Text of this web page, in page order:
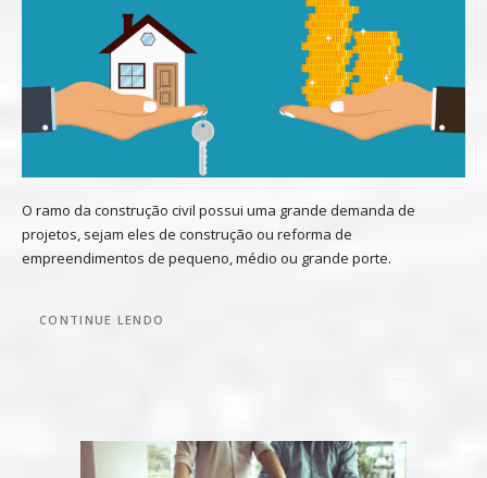
O ramo da construção civil possui uma grande demanda de
projetos, sejam eles de construção ou reforma de
empreendimentos de pequeno, médio ou grande porte.
CONTINUE LENDO